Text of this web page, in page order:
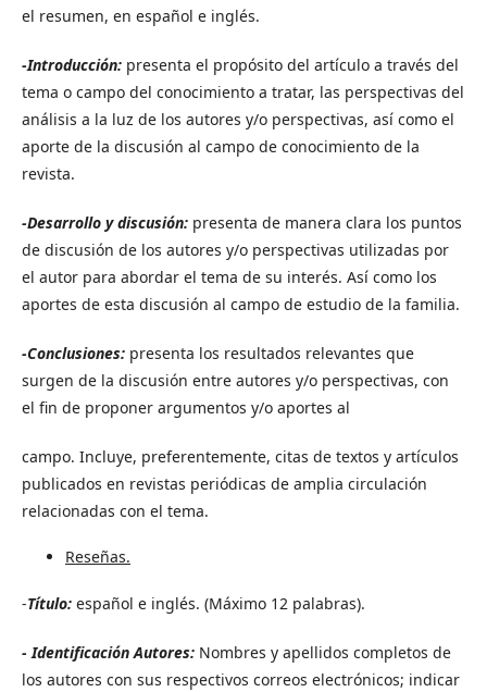
el resumen, en español e inglés.
-Introducción: presenta el propósito del artículo a través del
tema o campo del conocimiento a tratar, las perspectivas del
análisis a la luz de los autores y/o perspectivas, así como el
aporte de la discusión al campo de conocimiento de la
revista.
-Desarrollo y discusión: presenta de manera clara los puntos
de discusión de los autores y/o perspectivas utilizadas por
el autor para abordar el tema de su interés. Así como los
aportes de esta discusión al campo de estudio de la familia.
-Conclusiones: presenta los resultados relevantes que
surgen de la discusión entre autores y/o perspectivas, con
el fin de proponer argumentos y/o aportes al
campo. Incluye, preferentemente, citas de textos y artículos
publicados en revistas periódicas de amplia circulación
relacionadas con el tema.
Reseñas.
-Título: español e inglés. (Máximo 12 palabras).
- Identificación Autores: Nombres y apellidos completos de
los autores con sus respectivos correos electrónicos; indicar